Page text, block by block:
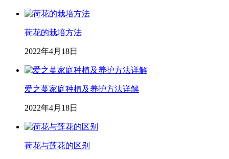
荷花的栽培方法
2022年4月18日
爱之蔓家庭种植及养护方法详解
2022年4月18日
荷花与莲花的区别